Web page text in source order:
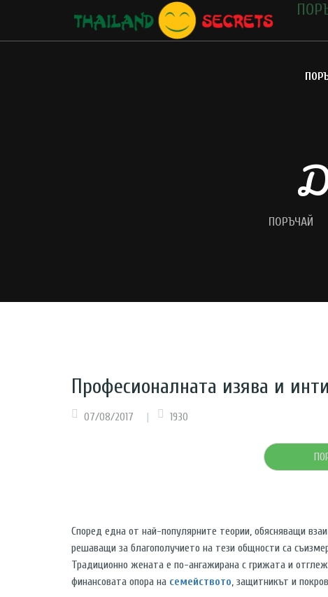
ПОРЪЧАЙ
Професионалната изява и
07/08/2017 1930
Според една от най-популярните теории, обясняващи
решаващи за благополучието на тези общности са
Традиционно жената е по-ангажирана с грижата и
финансовата опора на семейството, защитникът и